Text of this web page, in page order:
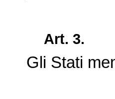
Art. 3.
Gli Stati